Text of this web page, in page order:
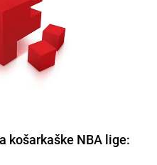
košarkaške NBA lige: